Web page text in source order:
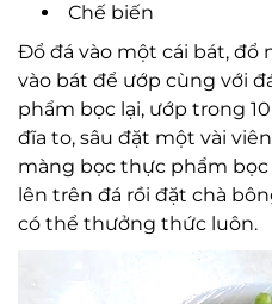
Chế biến
Đổ đá vào một cái bát, đổ
vào bát để ướp cùng với
phẩm bọc lại, ướp trong
đĩa to, sâu đặt một vài
màng bọc thực phẩm bọc
lên trên đá rồi đặt chà
có thể thưởng thức luôn.